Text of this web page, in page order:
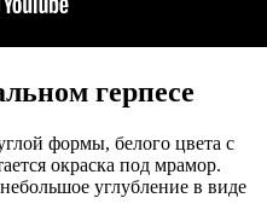
герпесе
формы, белого цвета с
окраска под мрамор.
углубление в виде